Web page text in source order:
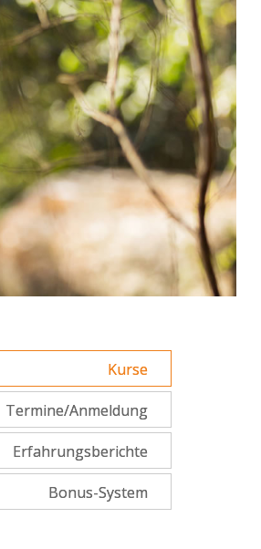
Kurse
Termine/Anmeldung
Erfahrungsberichte
Bonus-System